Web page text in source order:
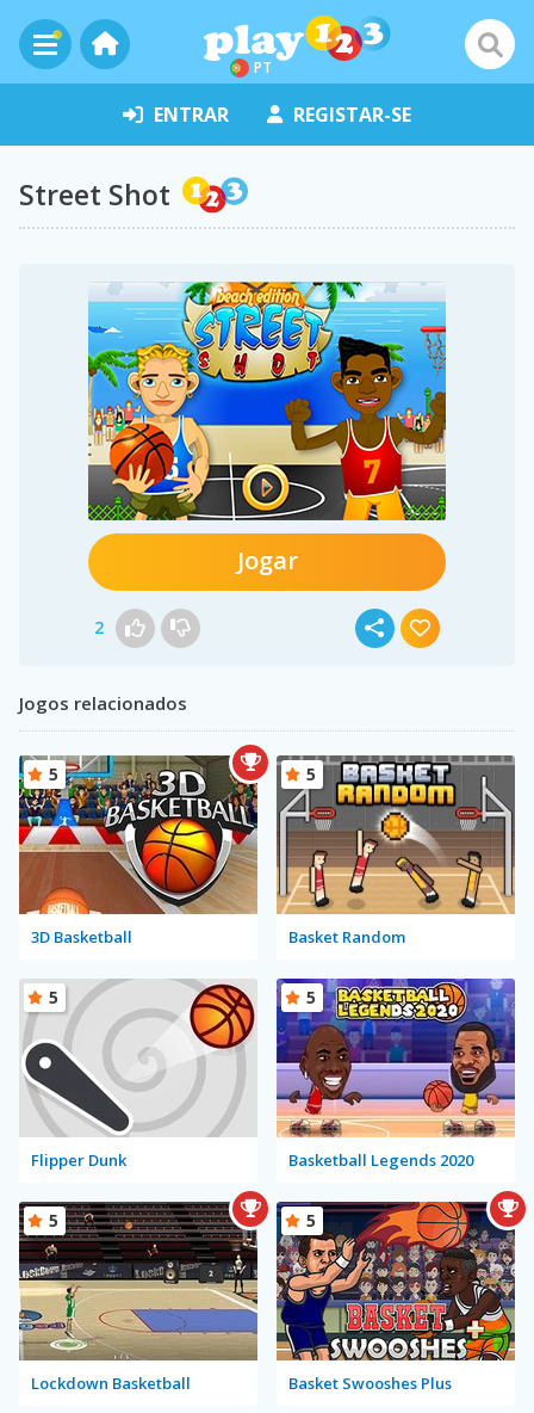
PT
ENTRAR REGISTAR-SE
Street Shot
Jogar
2
Jogos relacionados
3D Basketball
5
Basket Random
5
Flipper Dunk
5
Basketball Legends 2020
5
Lockdown Basketball
5
Basket Swooshes Plus
5